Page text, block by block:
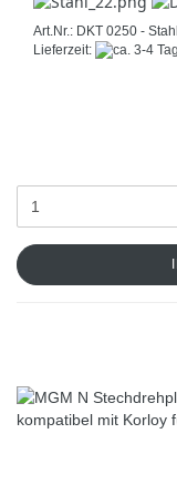
Art.Nr.: DKT 0250 - Stahl
Lieferzeit: